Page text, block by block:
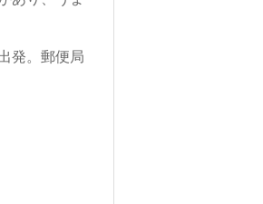
発。郵便局